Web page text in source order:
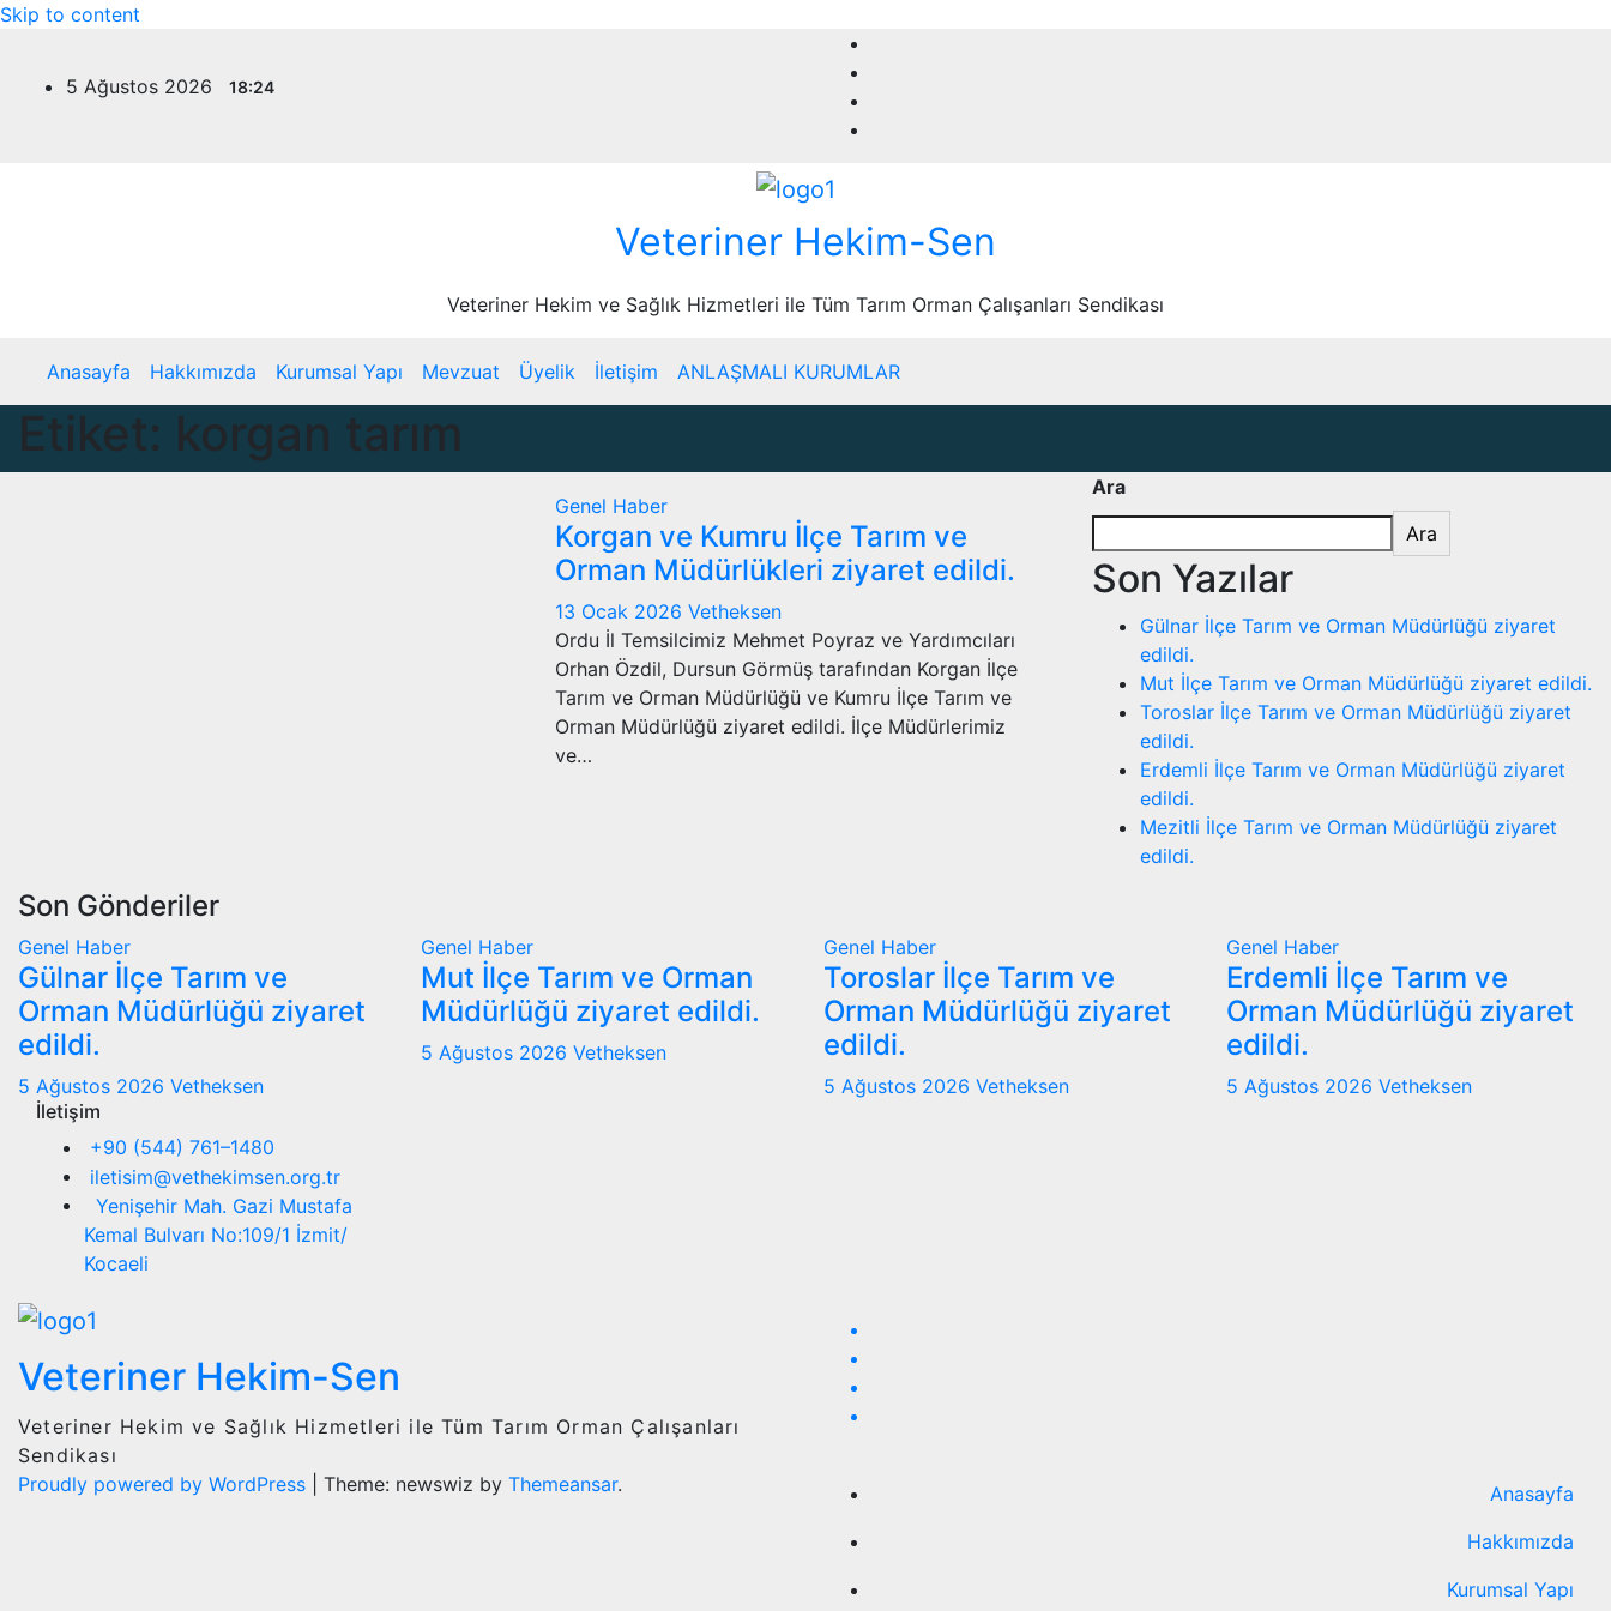
Skip to content
5 Ağustos 2026 18:24
Veteriner Hekim-Sen
Veteriner Hekim ve Sağlık Hizmetleri ile Tüm Tarım Orman Çalışanları Sendikası
Anasayfa Hakkımızda Kurumsal Yapı Mevzuat Üyelik İletişim ANLAŞMALI KURUMLAR
Etiket: korgan tarım
Genel Haber
Korgan ve Kumru İlçe Tarım ve
Orman Müdürlükleri ziyaret edildi.
13 Ocak 2026 Vetheksen
Ordu İl Temsilcimiz Mehmet Poyraz ve Yardımcıları
Orhan Özdil, Dursun Görmüş tarafından Korgan İlçe
Tarım ve Orman Müdürlüğü ve Kumru İlçe Tarım ve
Orman Müdürlüğü ziyaret edildi. İlçe Müdürlerimiz
ve…
Ara
Ara
Son Yazılar
Gülnar İlçe Tarım ve Orman Müdürlüğü ziyaret
edildi.
Mut İlçe Tarım ve Orman Müdürlüğü ziyaret edildi.
Toroslar İlçe Tarım ve Orman Müdürlüğü ziyaret
edildi.
Erdemli İlçe Tarım ve Orman Müdürlüğü ziyaret
edildi.
Mezitli İlçe Tarım ve Orman Müdürlüğü ziyaret
edildi.
Son Gönderiler
Genel Haber
Gülnar İlçe Tarım ve
Orman Müdürlüğü ziyaret
edildi.
5 Ağustos 2026 Vetheksen
Genel Haber
Mut İlçe Tarım ve Orman
Müdürlüğü ziyaret edildi.
5 Ağustos 2026 Vetheksen
Genel Haber
Toroslar İlçe Tarım ve
Orman Müdürlüğü ziyaret
edildi.
5 Ağustos 2026 Vetheksen
Genel Haber
Erdemli İlçe Tarım ve
Orman Müdürlüğü ziyaret
edildi.
5 Ağustos 2026 Vetheksen
İletişim
+90 (544) 761–1480
iletisim@vethekimsen.org.tr
Yenişehir Mah. Gazi Mustafa
Kemal Bulvarı No:109/1 İzmit/
Kocaeli
Veteriner Hekim-Sen
Veteriner Hekim ve Sağlık Hizmetleri ile Tüm Tarım Orman Çalışanları
Sendikası
Proudly powered by WordPress
Theme: newswiz by Themeansar.
Anasayfa
Hakkımızda
Kurumsal Yapı